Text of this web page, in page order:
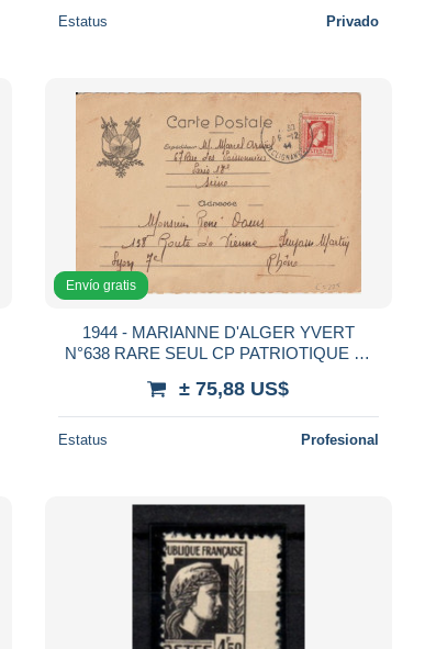
Estatus Privado
Envío gratis
1944 - MARIANNE D'ALGER YVERT
N°638 RARE SEUL CP PATRIOTIQUE de
± 75,88 US$
Estatus Profesional